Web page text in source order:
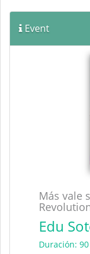
Event
Más vale
Edu
Duración: